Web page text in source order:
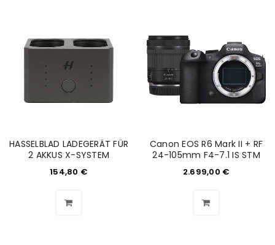
HASSELBLAD LADEGERÄT FÜR
2 AKKUS X-SYSTEM
154,80 €
Canon EOS R6 Mark II + RF
24-105mm F4-7.1 IS STM
2.699,00 €